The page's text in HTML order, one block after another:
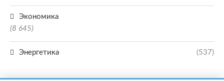
Экономика
(8 645)
Энергетика (537)